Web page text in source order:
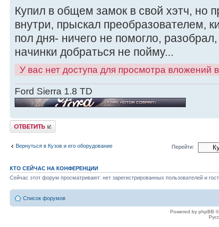
Купил в общем замок в свой хэтч, но
внутри, прыскал преобразователем,
пол дня- ничего не помогло,
начинки добраться не пойму...
У вас нет доступа для просмотра вложений
Ford Sierra 1.8 TD
Ответить
Вернуться в Кузов и его оборудование Перейти:
КТО СЕЙЧАС НА КОНФЕРЕНЦИИ
Сейчас этот форум просматривают: нет зарегистрированных пользователей и
Список форумов
Powered by phpBB